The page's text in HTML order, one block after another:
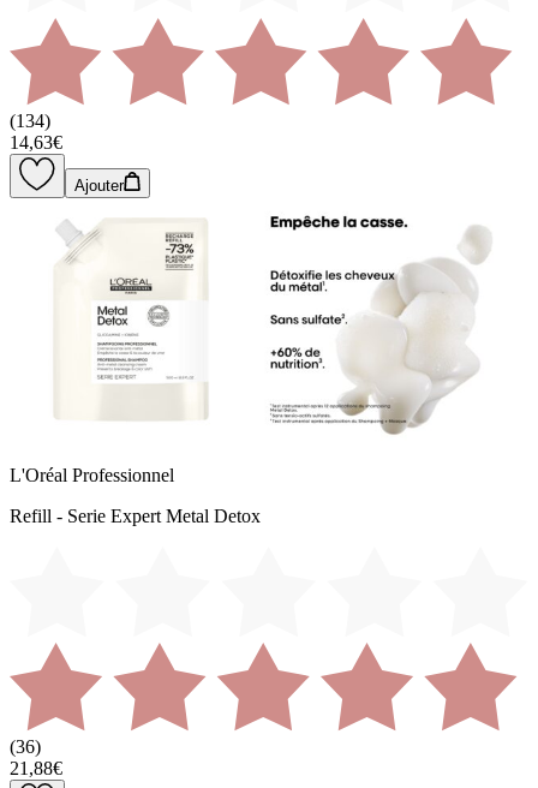
(134)
14,63€
Ajouter
L'Oréal Professionnel
Refill - Serie Expert Metal Detox
(36)
21,88€